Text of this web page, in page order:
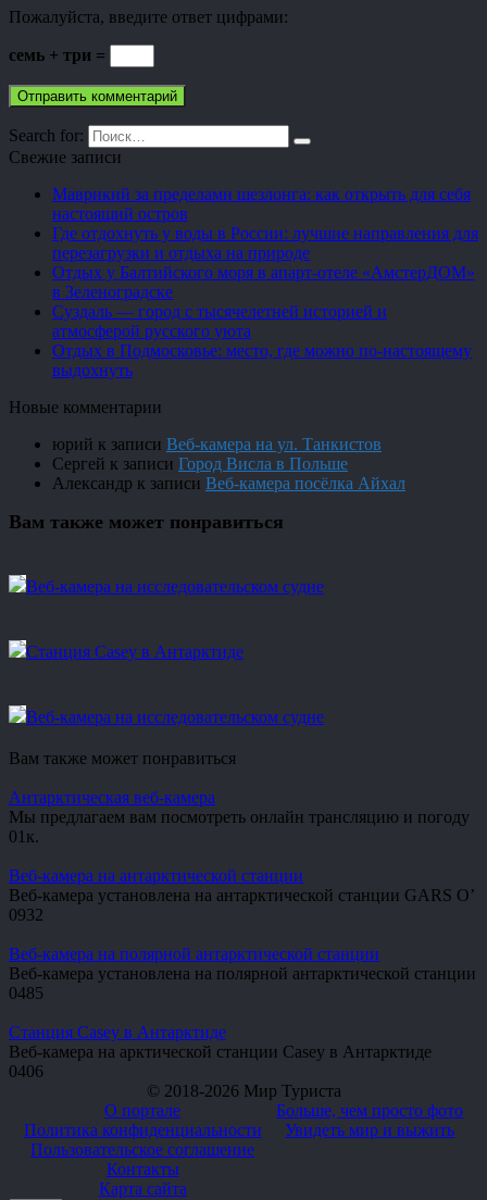
Пожалуйста, введите ответ цифрами:
семь + три =
Search for:
Свежие записи
Маврикий за пределами шезлонга: как открыть для себя
настоящий остров
Где отдохнуть у воды в России: лучшие направления для
перезагрузки и отдыха на природе
Отдых у Балтийского моря в апарт-отеле «АмстерДОМ»
в Зеленоградске
Суздаль — город с тысячелетней историей и
атмосферой русского уюта
Отдых в Подмосковье: место, где можно по-настоящему
выдохнуть
Новые комментарии
юрий к записи Веб-камера на ул. Танкистов
Сергей к записи Город Висла в Польше
Александр к записи Веб-камера посёлка Айхал
Вам также может понравиться
Веб-камера на исследовательском судне
Станция Casey в Антарктиде
Веб-камера на исследовательском судне
Вам также может понравиться
Антарктическая веб-камера
Мы предлагаем вам посмотреть онлайн трансляцию и погоду
01к.
Веб-камера на антарктической станции
Веб-камера установлена на антарктической станции GARS O’
0932
Веб-камера на полярной антарктической станции
Веб-камера установлена на полярной антарктической станции
0485
Станция Casey в Антарктиде
Веб-камера на арктической станции Casey в Антарктиде
0406
© 2018-2026 Мир Туриста
О портале
Политика конфиденциальности
Пользовательское соглашение
Контакты
Карта сайта
Больше, чем просто фото
Увидеть мир и выжить